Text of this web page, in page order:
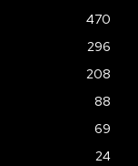
470
296
208
88
69
24